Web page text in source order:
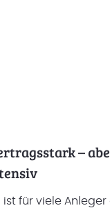
–
ist für viele